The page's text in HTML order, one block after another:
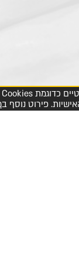
פירוט נוסף ב